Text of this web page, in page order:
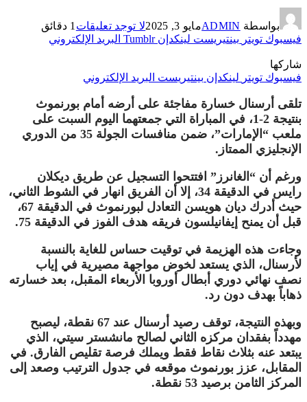
بواسطة ADMINمايو 3, 2025 لا توجد تعليقات 1 دقائق
فيسبوك تويتر بينتيريست لينكدإن Tumblr البريد الإلكتروني
شاركها
فيسبوك تويتر لينكدإن بينتيريست البريد الإلكتروني
تلقى أرسنال خسارة مفاجئة على أرضه أمام بورنموث
بنتيجة 2-1، في المباراة التي جمعتهما اليوم السبت على
ملعب “الإمارات”، ضمن منافسات الجولة 35 من الدوري
الإنجليزي الممتاز.
ورغم أن “الغانرز” افتتحوا التسجيل عن طريق ديكلان
رايس في الدقيقة 34، إلا أن الفريق انهار في الشوط الثاني،
حيث أدرك ديان هويسن التعادل لبورنموث في الدقيقة 67،
قبل أن يمنح إيفانيلسون فريقه هدف الفوز في الدقيقة 75.
وجاءت هذه الهزيمة في توقيت حساس للغاية بالنسبة
لأرسنال، الذي يستعد لخوض مواجهة مصيرية في إياب
نصف نهائي دوري أبطال أوروبا الأربعاء المقبل، بعد خسارته
ذهاباً بهدف دون رد.
وبهذه النتيجة، توقف رصيد أرسنال عند 67 نقطة، ليصبح
مهدداً بفقدان مركزه الثاني لصالح مانشستر سيتي، الذي
يبتعد عنه بثلاث نقاط فقط ويملك فرصة تقليص الفارق. في
المقابل، عزز بورنموث موقعه في جدول الترتيب وصعد إلى
المركز الثامن برصيد 53 نقطة.